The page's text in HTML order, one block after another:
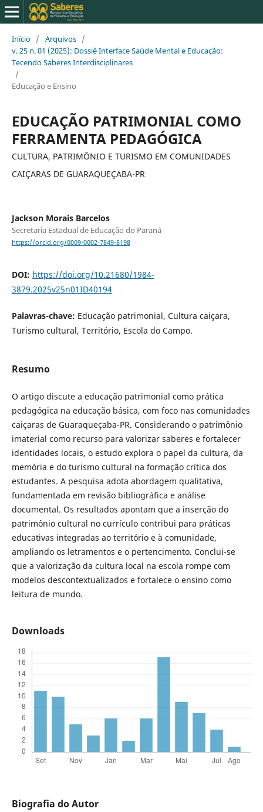
Início / Arquivos /
v. 25 n. 01 (2025): Dossiê Interface Saúde Mental e Educação:
Tecendo Saberes Interdisciplinares
/
Educação e Ensino
EDUCAÇÃO PATRIMONIAL COMO
FERRAMENTA PEDAGÓGICA
CULTURA, PATRIMÔNIO E TURISMO EM COMUNIDADES
CAIÇARAS DE GUARAQUEÇABA-PR
Jackson Morais Barcelos
Secretaria Estadual de Educação do Paraná
https://orcid.org/0009-0002-7849-8198
DOI: https://doi.org/10.21680/1984-
3879.2025v25n01ID40194
Palavras-chave: Educação patrimonial, Cultura caiçara,
Turismo cultural, Território, Escola do Campo.
Resumo
O artigo discute a educação patrimonial como prática
pedagógica na educação básica, com foco nas comunidades
caiçaras de Guaraqueçaba-PR. Considerando o patrimônio
imaterial como recurso para valorizar saberes e fortalecer
identidades locais, o estudo explora o papel da cultura, da
memória e do turismo cultural na formação crítica dos
estudantes. A pesquisa adota abordagem qualitativa,
fundamentada em revisão bibliográfica e análise
documental. Os resultados apontam que a inserção do
patrimônio cultural no currículo contribui para práticas
educativas integradas ao território e à comunidade,
ampliando os letramentos e o pertencimento. Conclui-se
que a valorização da cultura local na escola rompe com
modelos descontextualizados e fortalece o ensino como
leitura de mundo.
Downloads
Biografia do Autor